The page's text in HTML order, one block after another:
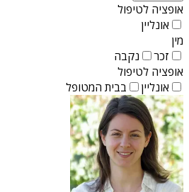
אופציה לטיפול
אונליין
מין
זכר
נקבה
אופציה לטיפול
אונליין
בבית המטופל